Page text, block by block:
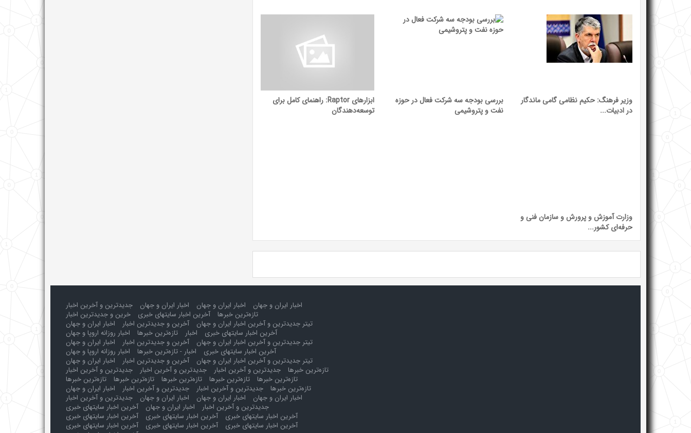
وزیر فرهنگ: حکیم نظامی گامی ماندگار
در ادبیات...
بررسی بودجه سه شرکت فعال در حوزه
نفت و پتروشیمی
ابزارهای Raptor: راهنمای کامل برای
توسعه‌دهندگان
وزارت آموزش و پرورش و سازمان فنی و
حرفه‌ای کشور...
اخبار ایران و جهان اخبار ایران و جهان اخبار ایران و جهان
جدیدترین و آخرین اخبار
تازه‌ترین خبرها
آخرین اخبار سایتهای خبری
خرین و جدیدترین اخبار
تیتر جدیدترین و آخرین اخبار ایران و جهان
آخرین و جدیدترین اخبار
اخبار ایران و جهان
آخرین اخبار سایتهای خبری
اخبار تازه‌ترین خبرها
اخبار روزانه اروپا و جهان
تیتر جدیدترین و آخرین اخبار ایران و جهان
آخرین و جدیدترین اخبار
اخبار ایران و جهان
آخرین اخبار سایتهای خبری
اخبار - تازه‌ترین خبرها
اخبار روزانه اروپا و جهان
تیتر جدیدترین و آخرین اخبار ایران و جهان
آخرین و جدیدترین اخبار
اخبار ایران و جهان
تازه‌ترین خبرها
جدیدترین و آخرین اخبار جدیدترین و آخرین اخبار
جدیدترین و آخرین اخبار
تازه‌ترین خبرها
تازه‌ترین خبرها تازه‌ترین خبرها تازه‌ترین خبرها
تازه‌ترین خبرها
تازه‌ترین خبرها
جدیدترین و آخرین اخبار جدیدترین و آخرین اخبار
اخبار ایران و جهان
اخبار ایران و جهان
اخبار ایران و جهان اخبار ایران و جهان
جدیدترین و آخرین اخبار
جدیدترین و آخرین اخبار
اخبار ایران و جهان
آخرین اخبار سایتهای خبری
آخرین اخبار سایتهای خبری
آخرین اخبار سایتهای خبری
آخرین اخبار سایتهای خبری
آخرین اخبار سایتهای خبری
آخرین اخبار سایتهای خبری
آخرین اخبار سایتهای خبری